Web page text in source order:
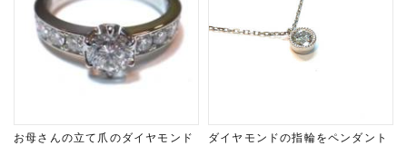
お母さんの立て爪のダイヤモンド
ダイヤモンドの指輪をペンダント